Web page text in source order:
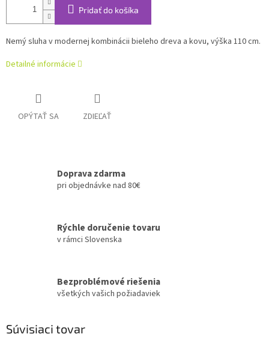
Pridať do košíka
Nemý sluha v modernej kombinácii bieleho dreva a kovu, výška 110 cm.
Detailné informácie
OPÝTAŤ SA ZDIEĽAŤ
Doprava zdarma
pri objednávke nad 80€
Rýchle doručenie tovaru
v rámci Slovenska
Bezproblémové riešenia
všetkých vašich požiadaviek
Súvisiaci tovar